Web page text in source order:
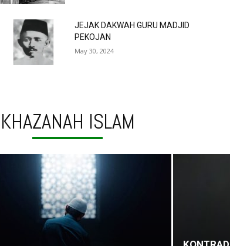
JEJAK DAKWAH GURU MADJID
PEKOJAN
May 30, 2024
KHAZANAH ISLAM